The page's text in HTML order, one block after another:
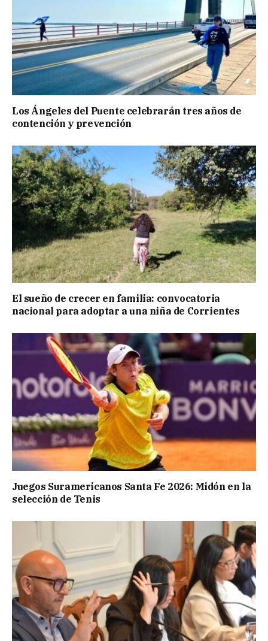
Los Ángeles del Puente celebrarán tres años de
contención y prevención
El sueño de crecer en familia: convocatoria
nacional para adoptar a una niña de Corrientes
Juegos Suramericanos Santa Fe 2026: Midón en la
selección de Tenis